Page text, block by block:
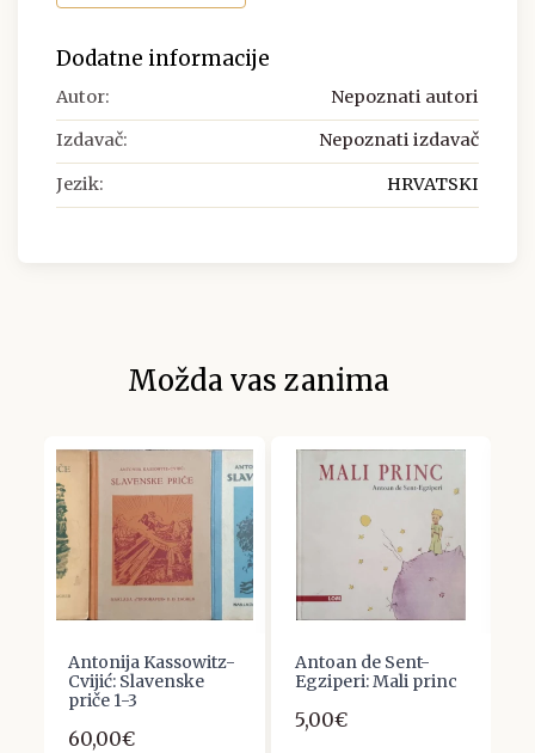
Dodatne informacije
Autor: Nepoznati autori
Izdavač: Nepoznati izdavač
Jezik: HRVATSKI
Možda vas zanima
Antonija Kassowitz-
Cvijić: Slavenske
priče 1-3
60,00€
Antoan de Sent-
Egziperi: Mali princ
5,00€